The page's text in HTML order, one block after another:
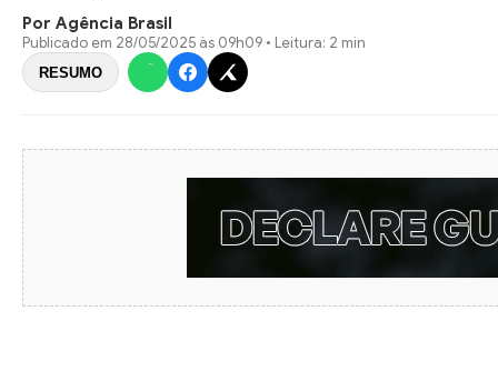
Por Agência Brasil
Publicado em 28/05/2025 às 09h09 • Leitura: 2 min
RESUMO